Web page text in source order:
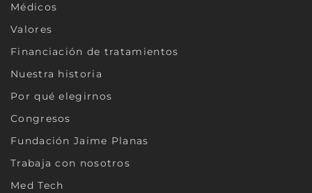
Médicos
Valores
Financiación de tratamientos
Nuestra historia
Por qué elegirnos
Congresos
Fundación Jaime Planas
Trabaja con nosotros
Med Tech